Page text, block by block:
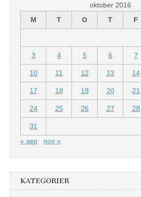
oktober 2016
M
T O T F
3 4 5 6 7
10 11 12 13 14
17 18 19 20 21
24 25 26 27 28
31
« sep
nov »
KATEGORIER